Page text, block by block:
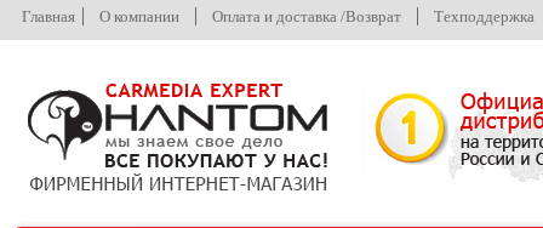
Главная О компании Оплата и доставка /Возврат Техподдержка